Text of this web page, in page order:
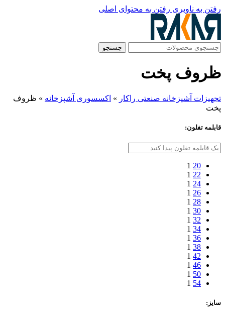
رفتن به ناوبری رفتن به محتوای اصلی
جستجو
ظروف پخت
تجهیزات آشپزخانه صنعتی راکار » اکسسوری آشپزخانه » ظروف
پخت
قابلمه تفلون:
20
1
22
1
24
1
26
1
28
1
30
1
32
1
34
1
36
1
38
1
42
1
46
1
50
1
54
1
سایز: